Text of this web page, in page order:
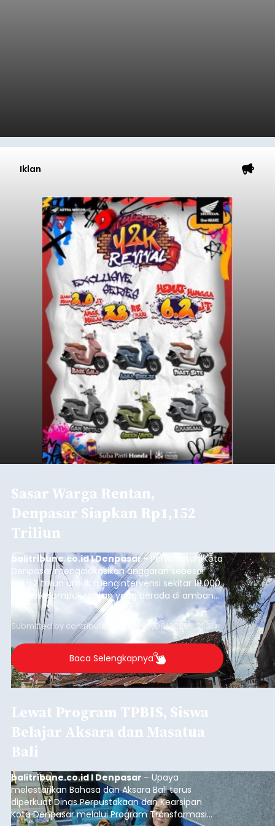
Iklan
Sasar Warga Rentan,
Denpasar Siapkan Rp1,152
Triliun
balitribune.co.id I Denpasar - Pemerintah Kota
Denpasar mengalokasikan anggaran sebesar
Rp1,152 triliun untuk mengintervensi sekitar 18.000
warga kelompok rentan yang berada di ambang
garis kemiskinan. Langkah strategis ini diambil
guna menjaga masyarakat yang berada pada
kelompok desil 5 dan 6 tersebut agar tidak
merosot ke kategori miskin.
Submitted by contributor Thu, 08/06/2026 - 21:31
Baca Selengkapnya
Lewat Program TPBIS, Siswa
Belajar Aksara dan Masatua
Bali
balitribune.co.id I Denpasar – Upaya
melestarikan Bahasa dan Aksara Bali terus
diperkuat Dinas Perpustakaan dan Kearsipan
Kota Denpasar melalui Program Transformasi